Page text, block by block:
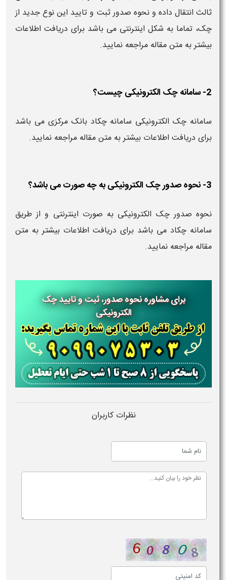
ثالث انتقال داده و نحوه صدور ثبت و تایید این نوع جدید از
چک، تماما به شکل اینترنتی می باشد برای دریافت اطلاعات
بیشتر به متن مقاله مراجعه نمایید.
2- سامانه چک الکترونیکی چیست؟
سامانه چک الکترونیکی سامانه چکاد بانک مرکزی می باشد
برای دریافت اطلاعات بیشتر به متن مقاله مراجعه نمایید.
3- نحوه صدور چک الکترونیکی به چه صورت می باشد؟
نحوه صدور چک الکترونیکی به صورت اینترنتی و از طریق
سامانه چکاد می باشد برای دریافت اطلاعات بیشتر به متن
مقاله مراجعه نمایید.
برای مشاوره نحوه صدور، ثبت و تایید چک
الکترونیکی
نظرات کاربران